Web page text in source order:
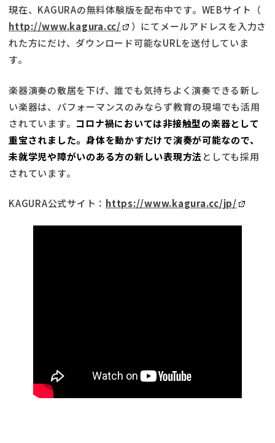
現在、KAGURAの無料体験版を配布中です。WEBサイト（
http://www.kagura.cc/
）にてメールアドレスを入力さ
れた方にだけ、ダウンロード可能なURLを送付していま
す。
楽器演奏の敷居を下げ、誰でも気持ちよく演奏できる新し
い楽器は、パフォーマンスのみならず教育の現場でも活用
されています。 コロナ禍においては非接触型の楽器として
重宝されました。身体を動かすだけで演奏が可能なので、
未就学児や障がいのある方の新しい表現方法 としても採用
されています。
KAGURA公式サイト： https://www.kagura.cc/jp/